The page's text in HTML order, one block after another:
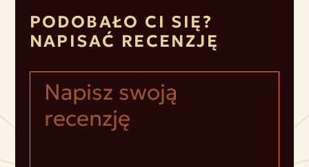
PODOBAŁO CI SIĘ?
NAPISAĆ RECENZJĘ